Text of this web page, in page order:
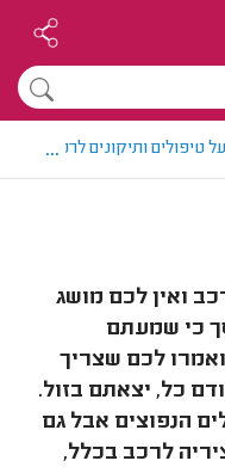
טיפולים ותיקונים לרכבים
...
ואין לכם מושג
כי שמעתם
לכם שצריך
כל, יצאתם בזול.
הנפוצים אבל גם
לרכב בכלל,